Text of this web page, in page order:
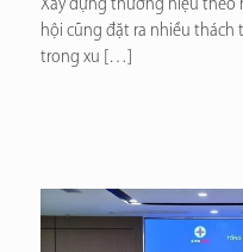
Xây dựng thương hiệu theo
hội cũng đặt ra nhiều thách
trong xu […]